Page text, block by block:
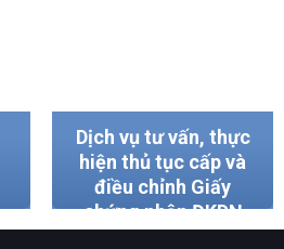
Dịch vụ tư vấn, thực
hiện thủ tục cấp và
điều chỉnh Giấy
chứng nhận ĐKDN
cho tổ chức, cá